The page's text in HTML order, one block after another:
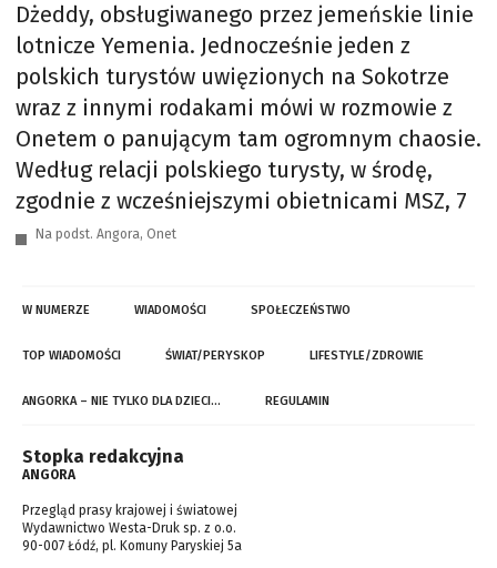
Dżeddy, obsługiwanego przez jemeńskie linie
lotnicze Yemenia. Jednocześnie jeden z
polskich turystów uwięzionych na Sokotrze
wraz z innymi rodakami mówi w rozmowie z
Onetem o panującym tam ogromnym chaosie.
Według relacji polskiego turysty, w środę,
zgodnie z wcześniejszymi obietnicami MSZ, 7
Na podst. Angora, Onet
W NUMERZE WIADOMOŚCI SPOŁECZEŃSTWO
TOP WIADOMOŚCI ŚWIAT/PERYSKOP LIFESTYLE/ZDROWIE
ANGORKA – NIE TYLKO DLA DZIECI… REGULAMIN
Stopka redakcyjna
ANGORA
Przegląd prasy krajowej i światowej
Wydawnictwo Westa-Druk sp. z o.o.
90-007 Łódź, pl. Komuny Paryskiej 5a